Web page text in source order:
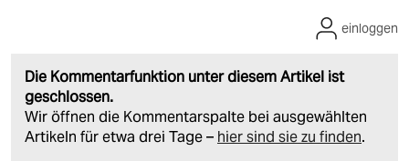
Die Kommentarfunktion unter diesem Artikel ist
geschlossen.
Wir öffnen die Kommentarspalte bei ausgewählten
Artikeln für etwa drei Tage – hier sind sie zu finden.
einloggen